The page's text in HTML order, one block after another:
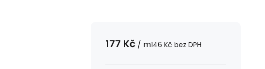
177 Kč / m146 Kč bez DPH